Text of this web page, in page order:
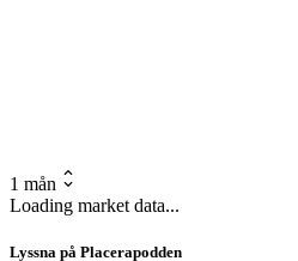
1 mån
Loading market data...
Lyssna på Placerapodden